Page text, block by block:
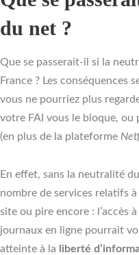
du net ?
Que se passerait-il si la
France ? Les conséquences
vous ne pourriez plus
votre FAI vous le bloque,
(en plus de la plateforme
En effet, sans la neutralité
nombre de services relatifs
site ou pire encore : l’accès
journaux en ligne pourrait
atteinte à la
liberté